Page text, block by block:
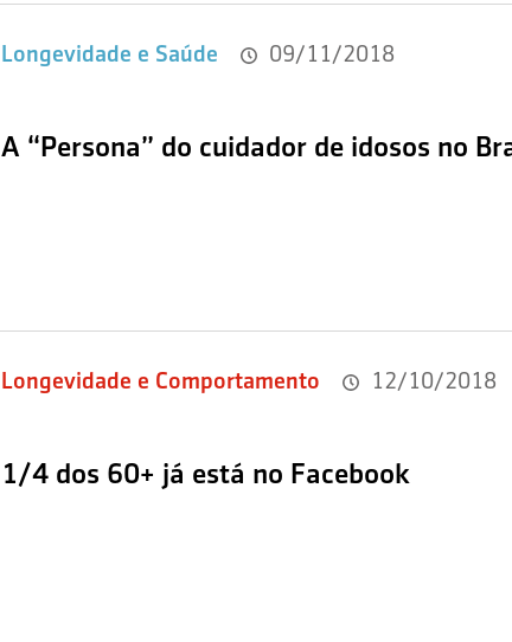
Longevidade e Saúde 09/11/2018
A “Persona” do cuidador de idosos no
Longevidade e Comportamento 12/10/2018
1/4 dos 60+ já está no Facebook